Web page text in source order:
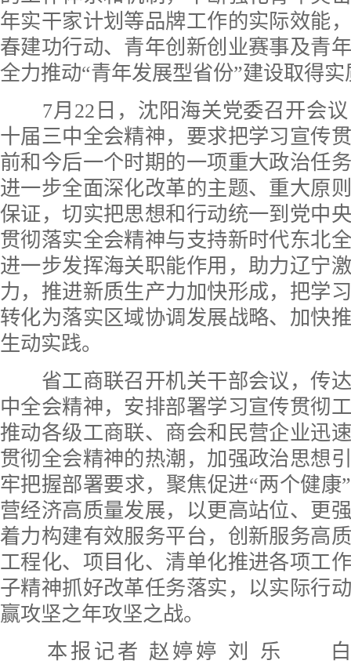
年实干家计划等品牌工作的实际效能
春建功行动、青年创新创业赛事及青
全力推动“青年发展型省份”建设取得
7月22日，沈阳海关党委召开会议
十届三中全会精神，要求把学习宣传
前和今后一个时期的一项重大政治任
进一步全面深化改革的主题、重大原
保证，切实把思想和行动统一到党中
贯彻落实全会精神与支持新时代东北
进一步发挥海关职能作用，助力辽宁
力，推进新质生产力加快形成，把学
转化为落实区域协调发展战略、加快
生动实践。
省工商联召开机关干部会议，传达
中全会精神，安排部署学习宣传贯彻
推动各级工商联、商会和民营企业迅
贯彻全会精神的热潮，加强政治思想
牢把握部署要求，聚焦促进“两个健康
营经济高质量发展，以更高站位、更
着力构建有效服务平台，创新服务高
工程化、项目化、清单化推进各项工
子精神抓好改革任务落实，以实际行
赢攻坚之年攻坚之战。
本报记者 赵婷婷 刘 乐 白